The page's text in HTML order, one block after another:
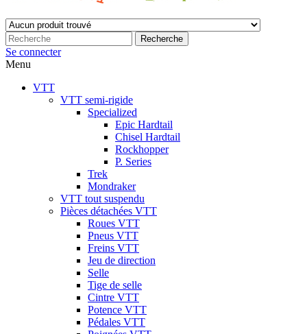
Recherche
Se connecter
Menu
VTT
VTT semi-rigide
Specialized
Epic Hardtail
Chisel Hardtail
Rockhopper
P. Series
Trek
Mondraker
VTT tout suspendu
Pièces détachées VTT
Roues VTT
Pneus VTT
Freins VTT
Jeu de direction
Selle
Tige de selle
Cintre VTT
Potence VTT
Pédales VTT